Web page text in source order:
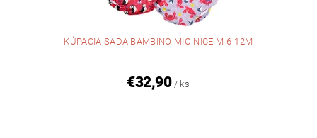
KÚPACIA SADA BAMBINO MIO NICE M 6-12M
€32,90 / ks